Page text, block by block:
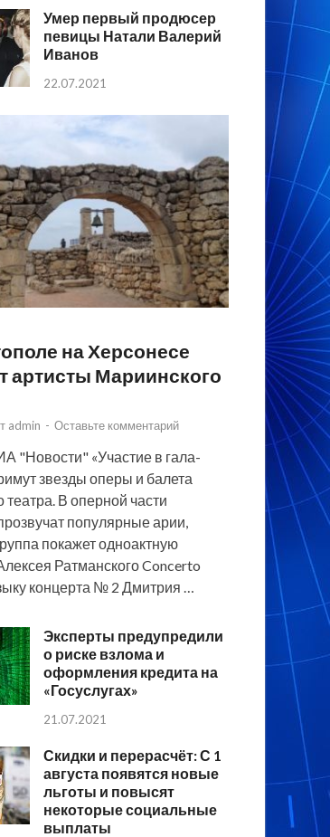
Умер первый продюсер
певицы Натали Валерий
Иванов
22.07.2021
на Херсонесе
артисты Мариинского
admin - Оставьте комментарий
"Новости" «Участие в гала-
звезды оперы и балета
театра. В оперной части
популярные арии,
покажет одноактную
Ратманского Concerto
концерта № 2 Дмитрия …
Эксперты предупредили
о риске взлома и
оформления кредита на
«Госуслугах»
21.07.2021
Скидки и перерасчёт: С 1
августа появятся новые
льготы и повысят
некоторые социальные
выплаты